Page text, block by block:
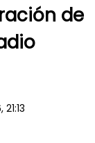
de